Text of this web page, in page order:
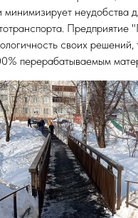
минимизирует неудобства
Предприятие
своих
перерабатываемым